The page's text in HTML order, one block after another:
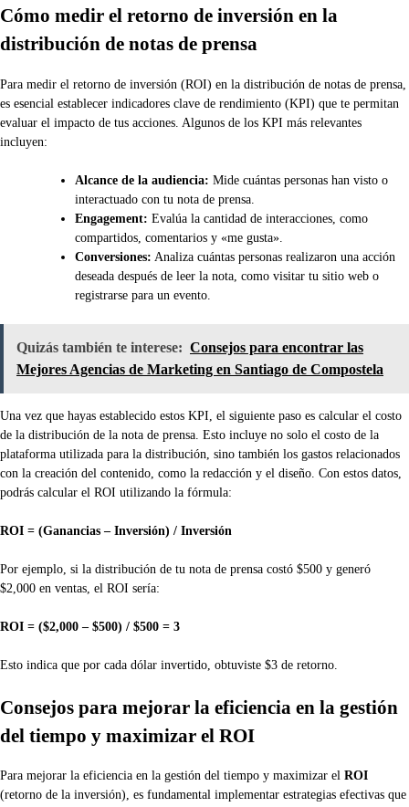
Cómo medir el retorno de inversión en la
distribución de notas de prensa
Para medir el retorno de inversión (ROI) en la distribución de notas de prensa,
es esencial establecer indicadores clave de rendimiento (KPI) que te permitan
evaluar el impacto de tus acciones. Algunos de los KPI más relevantes
incluyen:
Alcance de la audiencia: Mide cuántas personas han visto o
interactuado con tu nota de prensa.
Engagement: Evalúa la cantidad de interacciones, como
compartidos, comentarios y «me gusta».
Conversiones: Analiza cuántas personas realizaron una acción
deseada después de leer la nota, como visitar tu sitio web o
registrarse para un evento.
Quizás también te interese: Consejos para encontrar las
Mejores Agencias de Marketing en Santiago de Compostela
Una vez que hayas establecido estos KPI, el siguiente paso es calcular el costo
de la distribución de la nota de prensa. Esto incluye no solo el costo de la
plataforma utilizada para la distribución, sino también los gastos relacionados
con la creación del contenido, como la redacción y el diseño. Con estos datos,
podrás calcular el ROI utilizando la fórmula:
ROI = (Ganancias – Inversión) / Inversión
Por ejemplo, si la distribución de tu nota de prensa costó $500 y generó
$2,000 en ventas, el ROI sería:
ROI = ($2,000 – $500) / $500 = 3
Esto indica que por cada dólar invertido, obtuviste $3 de retorno.
Consejos para mejorar la eficiencia en la gestión
del tiempo y maximizar el ROI
Para mejorar la eficiencia en la gestión del tiempo y maximizar el ROI
(retorno de la inversión), es fundamental implementar estrategias efectivas que